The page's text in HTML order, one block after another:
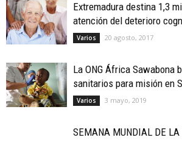
Extremadura destina 1,3
atención del deterioro
Varios 20 agosto, 2017
La ONG África Sawabona
sanitarios para misión en
Varios 3 mayo, 2019
SEMANA MUNDIAL DE LA